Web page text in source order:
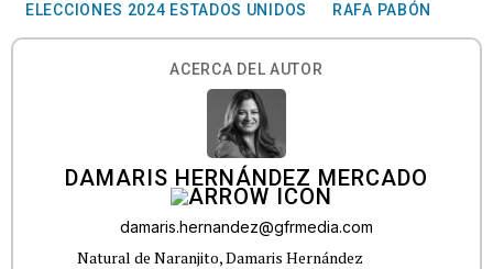
ELECCIONES 2024 ESTADOS UNIDOS RAFA PABÓN
ACERCA DEL AUTOR
DAMARIS HERNÁNDEZ MERCADO
damaris.hernandez@gfrmedia.com
Natural de Naranjito, Damaris Hernández